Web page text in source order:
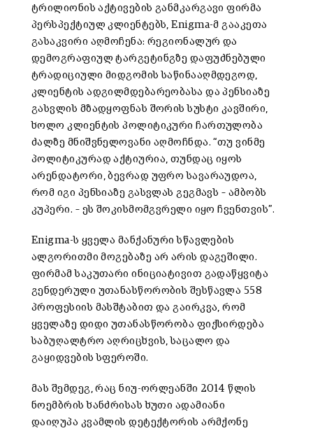
ტრილიონის აქტივების განმკარგავი ფირმა
პერსპექტიულ კლიენტებს, Enigma-მ გააკეთა
გასაკვირი აღმოჩენა: რეგიონალურ და
დემოგრაფიულ ტარგეტინგზე დაფუძნებული
ტრადიციული მიდგომის საწინააღმდეგოდ,
კლიენტის ადგილმდებარეობასა და პენსიაზე
გასვლის მზადყოფნას შორის სუსტი კავშირი,
ხოლო კლიენტის პოლიტიკური ჩართულობა
ძალზე მნიშვნელოვანი აღმოჩნდა. “თუ ვინმე
პოლიტიკურად აქტიურია, თუნდაც იყოს
არენდატორი, ბევრად უფრო სავარაუდოა,
რომ იგი პენსიაზე გასვლას გეგმავს – ამბობს
კუპერი. – ეს შოკისმომგვრელი იყო ჩვენთვის”.
Enigma-ს ყველა მანქანური სწავლების
ალგორითმი მოგებაზე არ არის დაგეშილი.
ფირმამ საკუთარი ინიციატივით გადაწყვიტა
გენდერული უთანასწორობის შესწავლა 558
პროფესიის მასშტაბით და გაირკვა, რომ
ყველაზე დიდი უთანასწორობა ფიქსირდება
საბუღალტრო აღრიცხვის, საცალო და
გაყიდვების სფეროში.
მას შემდეგ, რაც ნიუ-ორლეანში 2014 წლის
ნოემბრის ხანძრისას ხუთი ადამიანი
დაიღუპა კვამლის დეტექტორის არმქონე